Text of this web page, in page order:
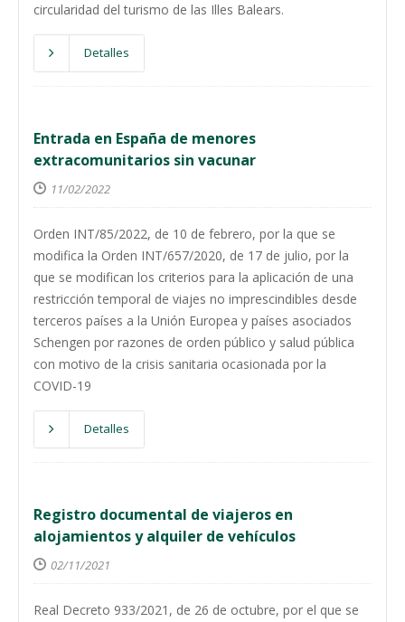
circularidad del turismo de las Illes Balears.
Detalles
Entrada en España de menores
extracomunitarios sin vacunar
11/02/2022
Orden INT/85/2022, de 10 de febrero, por la que se
modifica la Orden INT/657/2020, de 17 de julio, por la
que se modifican los criterios para la aplicación de una
restricción temporal de viajes no imprescindibles desde
terceros países a la Unión Europea y países asociados
Schengen por razones de orden público y salud pública
con motivo de la crisis sanitaria ocasionada por la
COVID-19
Detalles
Registro documental de viajeros en
alojamientos y alquiler de vehículos
02/11/2021
Real Decreto 933/2021, de 26 de octubre, por el que se